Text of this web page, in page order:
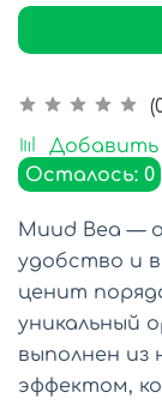
Добавить
Осталось: 0
Muud Bea —
удобство и
ценит
уникальный
выполнен из
эффектом,